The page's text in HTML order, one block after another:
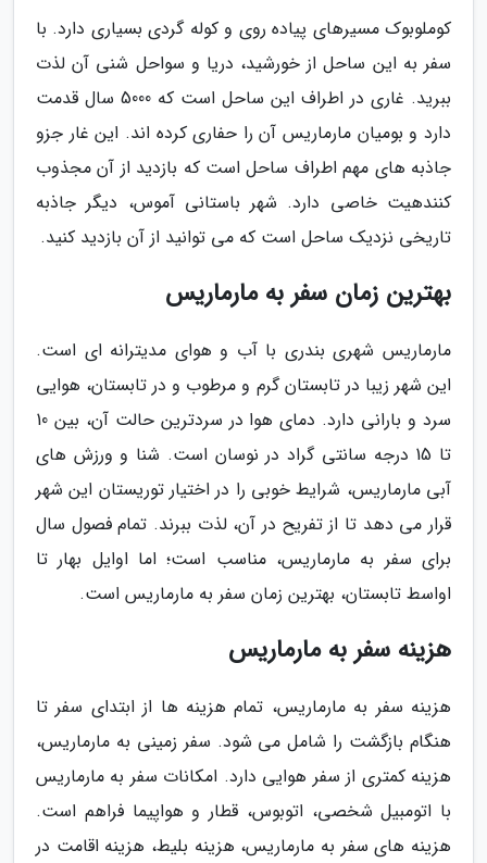
کوملوبوک مسیرهای پیاده روی و کوله گردی بسیاری دارد. با
سفر به این ساحل از خورشید، دریا و سواحل شنی آن لذت
ببرید. غاری در اطراف این ساحل است که 5000 سال قدمت
دارد و بومیان مارماریس آن را حفاری کرده اند. این غار جزو
جاذبه های مهم اطراف ساحل است که بازدید از آن مجذوب
کنندهیت خاصی دارد. شهر باستانی آموس، دیگر جاذبه
تاریخی نزدیک ساحل است که می توانید از آن بازدید کنید.
بهترین زمان سفر به مارماریس
مارماریس شهری بندری با آب و هوای مدیترانه ای است.
این شهر زیبا در تابستان گرم و مرطوب و در تابستان، هوایی
سرد و بارانی دارد. دمای هوا در سردترین حالت آن، بین 10
تا 15 درجه سانتی گراد در نوسان است. شنا و ورزش های
آبی مارماریس، شرایط خوبی را در اختیار توریستان این شهر
قرار می دهد تا از تفریح در آن، لذت ببرند. تمام فصول سال
برای سفر به مارماریس، مناسب است؛ اما اوایل بهار تا
اواسط تابستان، بهترین زمان سفر به مارماریس است.
هزینه سفر به مارماریس
هزینه سفر به مارماریس، تمام هزینه ها از ابتدای سفر تا
هنگام بازگشت را شامل می شود. سفر زمینی به مارماریس،
هزینه کمتری از سفر هوایی دارد. امکانات سفر به مارماریس
با اتومبیل شخصی، اتوبوس، قطار و هواپیما فراهم است.
هزینه های سفر به مارماریس، هزینه بلیط، هزینه اقامت در